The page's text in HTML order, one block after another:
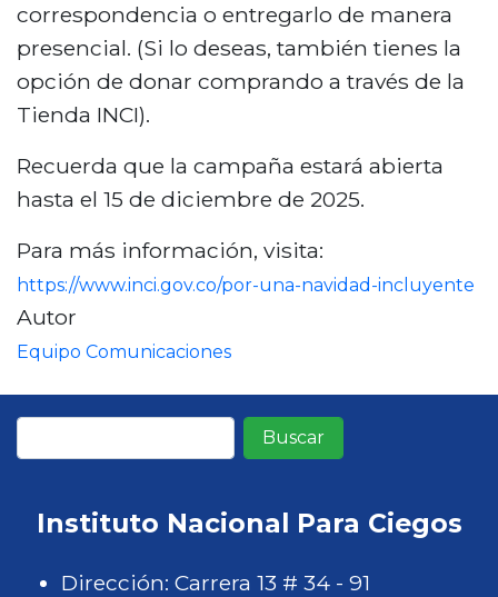
correspondencia o entregarlo de manera
presencial. (Si lo deseas, también tienes la
opción de donar comprando a través de la
Tienda INCI).
Recuerda que la campaña estará abierta
hasta el 15 de diciembre de 2025.
Para más información, visita:
https://www.inci.gov.co/por-una-navidad-incluyente
Autor
Equipo Comunicaciones
Instituto Nacional Para Ciegos
Dirección: Carrera 13 # 34 - 91